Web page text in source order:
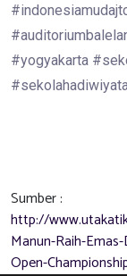
#yogyakarta
Sumber :
http://
Manun-Raih-
Open-